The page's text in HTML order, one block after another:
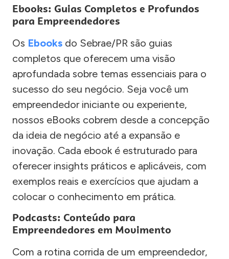
Ebooks: Guias Completos e Profundos
para Empreendedores
Os Ebooks do Sebrae/PR são guias
completos que oferecem uma visão
aprofundada sobre temas essenciais para o
sucesso do seu negócio. Seja você um
empreendedor iniciante ou experiente,
nossos eBooks cobrem desde a concepção
da ideia de negócio até a expansão e
inovação. Cada ebook é estruturado para
oferecer insights práticos e aplicáveis, com
exemplos reais e exercícios que ajudam a
colocar o conhecimento em prática.
Podcasts: Conteúdo para
Empreendedores em Movimento
Com a rotina corrida de um empreendedor,